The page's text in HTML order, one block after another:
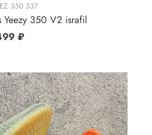
350 337
Yeezy 350 V2 israfil
₽